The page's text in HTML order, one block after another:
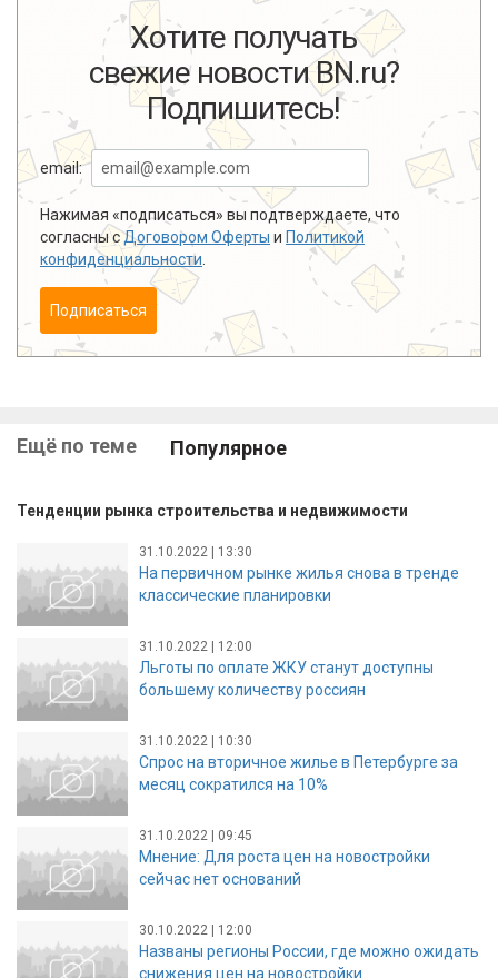
Хотите получать
свежие новости BN.ru?
Подпишитесь!
email:
Нажимая «подписаться» вы подтверждаете, что
согласны сДоговором Оферты и Политикой
конфиденциальности
Подписаться
Ещё по теме Популярное
Тенденции рынка строительства и недвижимости
31.10.2022 | 13:30
На первичном рынке жилья снова в тренде
классические планировки
31.10.2022 | 12:00
Льготы по оплате ЖКУ станут доступны
большему количеству россиян
31.10.2022 | 10:30
Спрос на вторичное жилье в Петербурге за
месяц сократился на 10%
31.10.2022 | 09:45
Мнение: Для роста цен на новостройки
сейчас нет оснований
30.10.2022 | 12:00
Названы регионы России, где можно ожидать
снижения цен на новостройки